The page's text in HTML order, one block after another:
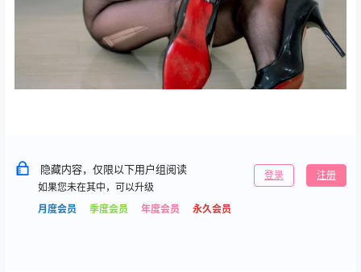
隐藏内容，仅限以下用户组阅读
如果您未在其中，可以升级
月度会员
季度会员 年度会员 永久会员
登录 注册